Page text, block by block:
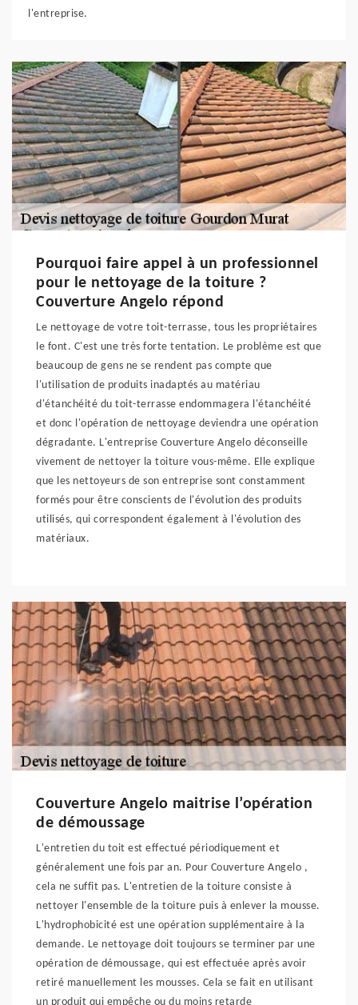
l'entreprise.
Pourquoi faire appel à un professionnel
pour le nettoyage de la toiture ?
Couverture Angelo répond
Le nettoyage de votre toit-terrasse, tous les propriétaires
le font. C'est une très forte tentation. Le problème est que
beaucoup de gens ne se rendent pas compte que
l'utilisation de produits inadaptés au matériau
d'étanchéité du toit-terrasse endommagera l'étanchéité
et donc l'opération de nettoyage deviendra une opération
dégradante. L'entreprise Couverture Angelo déconseille
vivement de nettoyer la toiture vous-même. Elle explique
que les nettoyeurs de son entreprise sont constamment
formés pour être conscients de l'évolution des produits
utilisés, qui correspondent également à l'évolution des
matériaux.
Couverture Angelo maitrise l’opération
de démoussage
L'entretien du toit est effectué périodiquement et
généralement une fois par an. Pour Couverture Angelo ,
cela ne suffit pas. L'entretien de la toiture consiste à
nettoyer l'ensemble de la toiture puis à enlever la mousse.
L'hydrophobicité est une opération supplémentaire à la
demande. Le nettoyage doit toujours se terminer par une
opération de démoussage, qui est effectuée après avoir
retiré manuellement les mousses. Cela se fait en utilisant
un produit qui empêche ou du moins retarde